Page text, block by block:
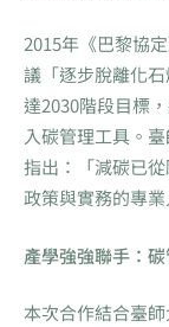
2015年《巴黎協
議「逐步脫離化
達2030階段目標
入碳管理工具。
指出：「減碳已
政策與實務的專業
產學強強聯手：
本次合作結合臺